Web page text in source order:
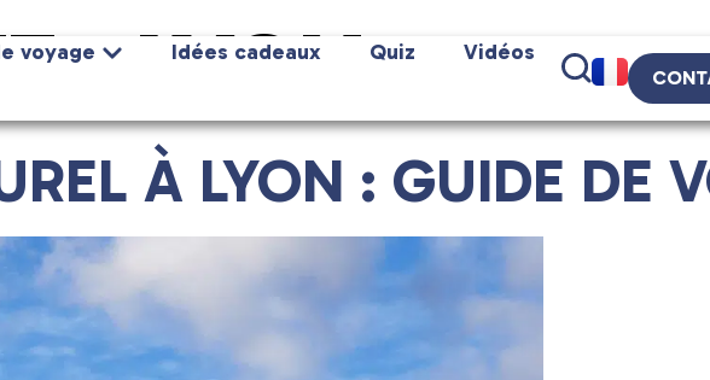
voyage Idées cadeaux Quiz Vidéos
:LYON
À LYON : GUIDE DE